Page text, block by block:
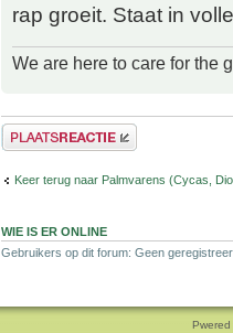
rap groeit. Staat in
We are here to care for the
Plaats een reactie
Keer terug naar Palmvarens (Cycas,
WIE IS ER ONLINE
Gebruikers op dit forum: Geen